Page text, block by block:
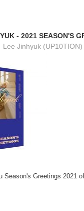
- 2021 SEASON'S
Lee Jinhyuk (UP10TION)
Season's Greetings 2021